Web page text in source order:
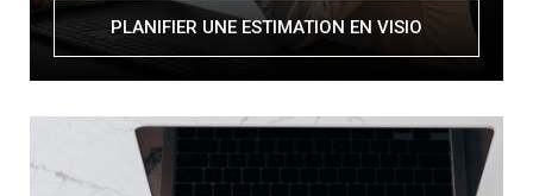
PLANIFIER UNE ESTIMATION EN VISIO